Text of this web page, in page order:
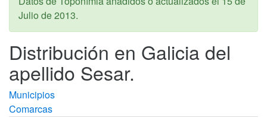
Julio de 2013.
Distribución en Galicia del
apellido Sesar.
Municipios
Comarcas